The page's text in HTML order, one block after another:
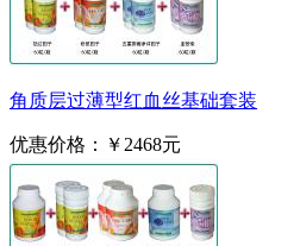
角质层过薄型红血丝基础套装
优惠价格： ￥2468元